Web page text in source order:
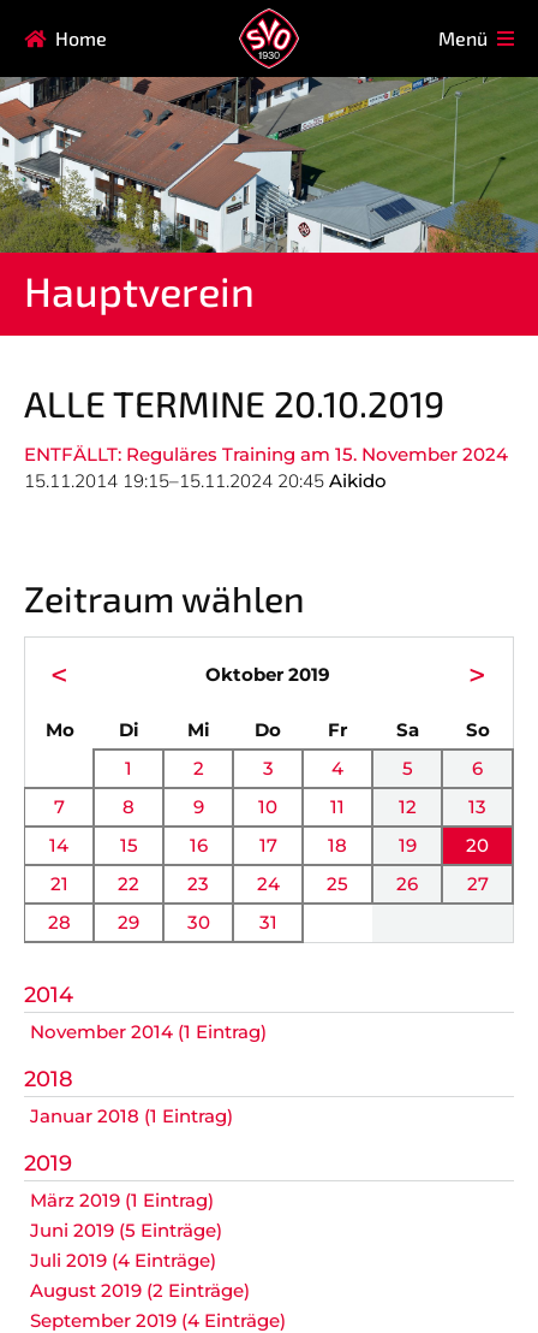
Home Menü
Hauptverein
ALLE TERMINE 20.10.2019
ENTFÄLLT: Reguläres Training am 15. November 2024
15.11.2014 19:15–15.11.2024 20:45 Aikido
Zeitraum wählen
< Oktober 2019 >
Montag Dienstag
Mittwoch
Donnerstag
Freitag SamstagSo
1
2 3 4 5
6
7
8 9 10 11 12
13
14
15 16 17 18 19
20
21
22 23 24 25 26
27
28
29 30 31
2014
November 2014 (1 Eintrag)
2018
Januar 2018 (1 Eintrag)
2019
März 2019 (1 Eintrag)
Juni 2019 (5 Einträge)
Juli 2019 (4 Einträge)
August 2019 (2 Einträge)
September 2019 (4 Einträge)
Navigation
überspringen
HAUPTVEREIN
MITGLIEDSCHAFT
FAQ
Navigation
überspringen
AIKIDO
EISSTOCK
FITNESSKURSE
FUSSBALL
GARDE
GESUNDHEITSSPORT
KINDERTURNEN
KYUDO
REHASPORT
TAEKWONDO
TENNIS
Navigation
überspringen
SVO
Mitgliedschaft
Ehrenmitglieder
Gesundheitssport
Verwaltung Intern
INFO
Alle Termine
Anfahrt
Chronik
Fanshop
VEREIN
Vereinssatzung
Schutzkonzept
Impressum
Datenschutz
KOOPERATIONEN
Nicht das Richtige gefunden?
Bitte nehmen Sie Kontakt mit uns auf. Wir helfen
gerne weiter.
post@svo.germaringen.de